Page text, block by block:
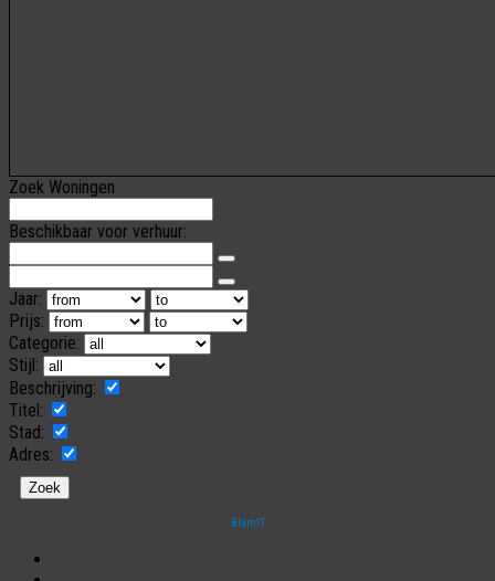
Zoek Woningen
Beschikbaar voor verhuur:
Jaar:
Prijs:
Categorie:
Stijl:
Beschrijving:
Titel:
Stad:
Adres:
BlamIT